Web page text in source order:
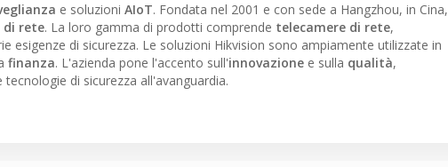
e soluzioni AIoT. Fondata nel 2001 e con sede a Hangzhou, in Cina,
di rete. La loro gamma di prodotti comprende telecamere di rete,
esigenze di sicurezza. Le soluzioni Hikvision sono ampiamente utilizzate in
finanza. L'azienda pone l'accento sull'innovazione e sulla qualità,
tecnologie di sicurezza all'avanguardia.